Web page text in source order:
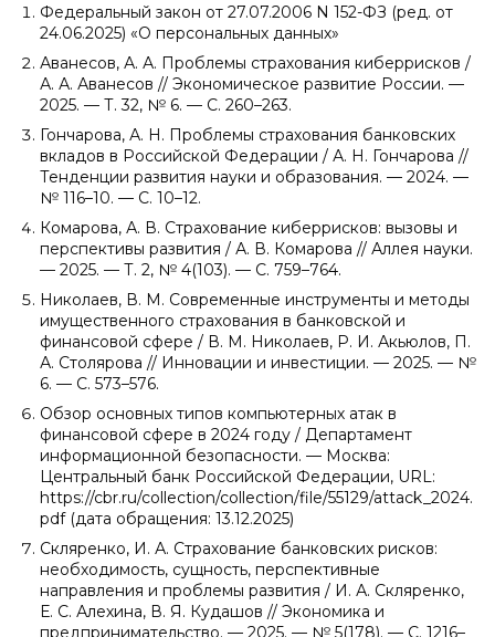
Федеральный закон от 27.07.2006 N 152-ФЗ (ред. от
24.06.2025) «О персональных данных»
Аванесов, А. А. Проблемы страхования киберрисков /
А. А. Аванесов // Экономическое развитие России. —
2025. — Т. 32, № 6. — С. 260–263.
Гончарова, А. Н. Проблемы страхования банковских
вкладов в Российской Федерации / А. Н. Гончарова //
Тенденции развития науки и образования. — 2024. —
№ 116–10. — С. 10–12.
Комарова, А. В. Страхование киберрисков: вызовы и
перспективы развития / А. В. Комарова // Аллея науки.
— 2025. — Т. 2, № 4(103). — С. 759–764.
Николаев, В. М. Современные инструменты и методы
имущественного страхования в банковской и
финансовой сфере / В. М. Николаев, Р. И. Акьюлов, П.
А. Столярова // Инновации и инвестиции. — 2025. — №
6. — С. 573–576.
Обзор основных типов компьютерных атак в
финансовой сфере в 2024 году / Департамент
информационной безопасности. — Москва:
Центральный банк Российской Федерации, URL:
https://cbr.ru/collection/collection/file/55129/attack_2024.
pdf (дата обращения: 13.12.2025)
Скляренко, И. А. Страхование банковских рисков:
необходимость, сущность, перспективные
направления и проблемы развития / И. А. Скляренко,
Е. С. Алехина, В. Я. Кудашов // Экономика и
предпринимательство. — 2025. — № 5(178). — С. 1216–